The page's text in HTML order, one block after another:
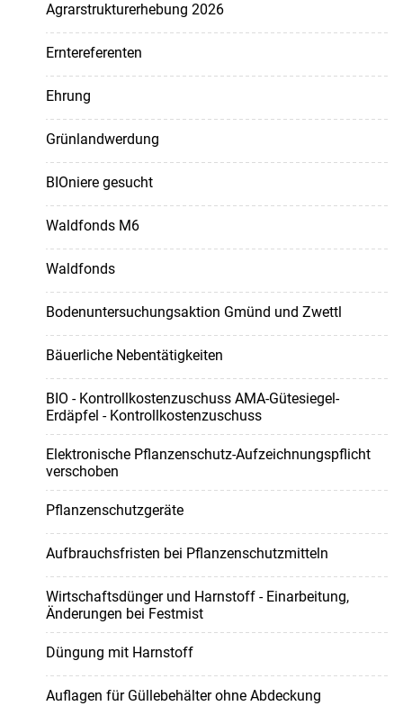
Agrarstrukturerhebung 2026
Erntereferenten
Ehrung
Grünlandwerdung
BIOniere gesucht
Waldfonds M6
Waldfonds
Bodenuntersuchungsaktion Gmünd und Zwettl
Bäuerliche Nebentätigkeiten
BIO - Kontrollkostenzuschuss AMA-Gütesiegel-
Erdäpfel - Kontrollkostenzuschuss
Elektronische Pflanzenschutz-Aufzeichnungspflicht
verschoben
Pflanzenschutzgeräte
Aufbrauchsfristen bei Pflanzenschutzmitteln
Wirtschaftsdünger und Harnstoff - Einarbeitung,
Änderungen bei Festmist
Düngung mit Harnstoff
Auflagen für Güllebehälter ohne Abdeckung